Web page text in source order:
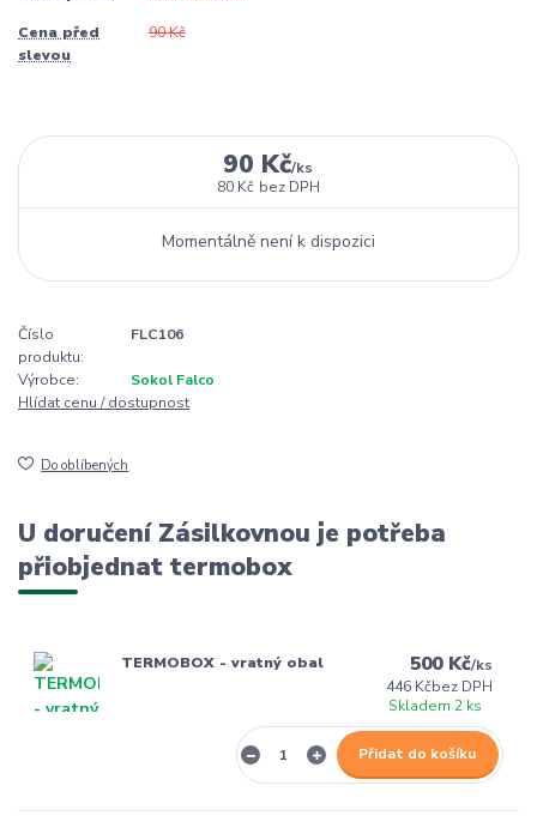
Cena před
slevou
90 Kč
90 Kč/ks
80 Kč bez DPH
Momentálně není k dispozici
Číslo
produktu:
FLC106
Výrobce:
Sokol Falco
Hlídat cenu / dostupnost
Do oblíbených
U doručení Zásilkovnou je potřeba
přiobjednat termobox
TERMOBOX - vratný obal 500 Kč/ks
446 Kčbez DPH
Skladem 2 ks
Přidat do košíku